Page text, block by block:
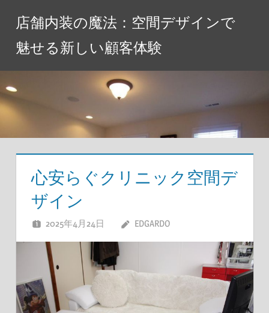
へ
店舗内装の魔法：空間デザインで
魅せる新しい顧客体験
心安らぐクリニック空間デ
ザイン
2025年4月24日 EDGARDO